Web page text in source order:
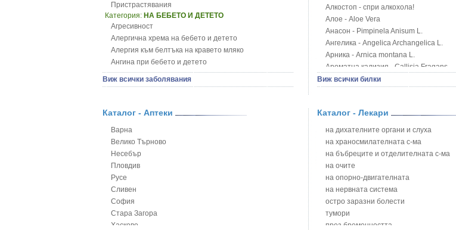
Пристрастявания
Категория: НА БЕБЕТО И ДЕТЕТО
Агресивност
Алергична хрема на бебето и детето
Алергия към белтъка на кравето мляко
Ангина при бебето и детето
Анемия при бебето и детето
Апетит - пълни деца
Безапетитие при бебето и детето
Бронхит и пневмония при деца
Варицела
Висока температура на бебето и детето
Възпаление на ушите на бебето и детето
Глисти
Грижа за пъпа на новороденото
Грип при бебето и детето
Гърч
Виж всички заболявания
Алкостоп - спри алкохола!
Алое - Aloe Vera
Анасон - Pimpinela Anisum L.
Ангелика - Angelica Archangelica L.
Арника - Arnica montana L.
Ароматна кализия - Callisia Fragans
Арония - Sorbus melanocorpa
Блатен аир - Acorus calamus L.
Блатен тъжник - Spirea ulmaria L.
Блян
Бобови шушулки - Phaseolus Vulgaris L.
Божур - Paeonia Decora
Борови връхчета - Pinus sylvestris
Босилек - Ocimum Basillicum
Брей - Tamus Communis
Брош - Rubia tinctorum L.
Бръшлян - Hedera helix L.
Виж всички билки
Каталог - Аптеки
Варна
Велико Търново
Несебър
Пловдив
Русе
Сливен
София
Стара Загора
Хасково
Каталог - Лекари
на дихателните органи и слуха
на храносмилателната с-ма
на бъбреците и отделителната с-ма
на очите
на опорно-двигателната
на нервната система
остро заразни болести
тумори
през бременността